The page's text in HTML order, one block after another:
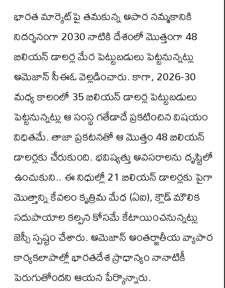
భారత మార్కెట్‌పై తమకున్న అపార నమ్మకానికి
నిదర్శనంగా 2030 నాటికి దేశంలో మొత్తంగా 48
బిలియన్ డాలర్ల మేర పెట్టుబడులు పెట్టనున్నట్లు
అమెజాన్ సీఈఓ వెల్లడించారు. కాగా, 2026-30
మధ్య కాలంలో 35 బిలియన్ డాలర్ల పెట్టుబడులు
పెట్టనున్నట్లు ఆ సంస్థ గతేడాదే ప్రకటించిన విషయం
విధితమే. తాజా ప్రకటనతో ఆ మొత్తం 48 బిలియన్
డాలర్లకు చేరుకుంది. భవిష్యత్తు అవసరాలను దృష్టిలో
ఉంచుకుని.. ఈ నిధుల్లో 21 బిలియన్ డాలర్లకు పైగా
మొత్తాన్ని కేవలం కృత్రిమ మేధ (ఏఐ), క్లౌడ్ మౌలిక
సదుపాయాల కల్పన కోసమే కేటాయించనున్నట్లు
జెస్సీ స్పష్టం చేశారు. అమెజాన్ అంతర్జాతీయ వ్యాపార
కార్యకలాపాల్లో భారతదేశ ప్రాధాన్యం నానాటికీ
పెరుగుతోందని ఆయన పేర్కొన్నారు.